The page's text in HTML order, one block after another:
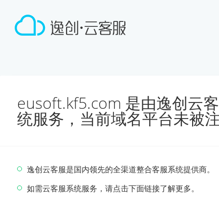
eusoft.kf5.com 是由逸创云
统服务，当前域名平台未被
逸创云客服是国内领先的全渠道整合客服系统提供商。
如需云客服系统服务，请点击下面链接了解更多。